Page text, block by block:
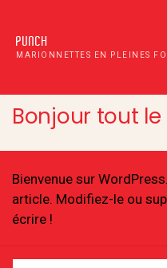
PUNCH
MARIONNETTES EN PLEINES
Bonjour tout
Bienvenue sur
article. Modifiez-le ou
écrire !